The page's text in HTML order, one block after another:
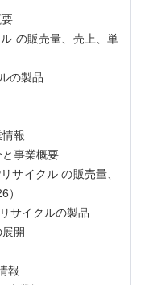
要
ルの製品
情報
と事業概要
）
リサイクルの製品
展開
報